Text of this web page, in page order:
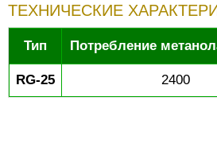
ТЕХНИЧЕСКИЕ
Тип Потребление
RG-25 2400